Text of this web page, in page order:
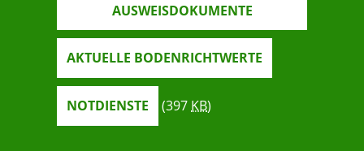
AUSWEISDOKUMENTE
AKTUELLE BODENRICHTWERTE
NOTDIENSTE (397 KB)